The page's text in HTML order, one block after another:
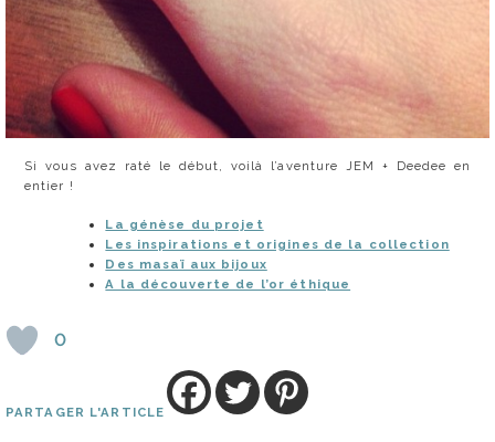
Si vous avez raté le début, voilà l’aventure JEM + Deedee en
entier !
La génèse du projet
Les inspirations et origines de la collection
Des masaï aux bijoux
A la découverte de l’or éthique
0
PARTAGER L'ARTICLE